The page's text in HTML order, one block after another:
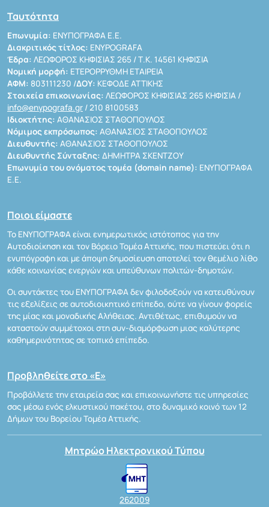
Ταυτότητα
Επωνυμία: ΕΝΥΠΟΓΡΑΦΑ Ε.Ε.
Διακριτικός τίτλος: ENYPOGRAFA
Έδρα: ΛΕΩΦΟΡΟΣ ΚΗΦΙΣΙΑΣ 265 / Τ.Κ. 14561 ΚΗΦΙΣΙΑ
Νομική μορφή: ΕΤΕΡΟΡΡΥΘΜΗ ΕΤΑΙΡΕΙΑ
ΑΦΜ: 803111230 /ΔΟΥ: ΚΕΦΟΔΕ ΑΤΤΙΚΗΣ
Στοιχεία επικοινωνίας: ΛΕΩΦΟΡΟΣ ΚΗΦΙΣΙΑΣ 265 ΚΗΦΙΣΙΑ /
info@enypografa.gr / 210 8100583
Ιδιοκτήτης: ΑΘΑΝΑΣΙΟΣ ΣΤΑΘΟΠΟΥΛΟΣ
Νόμιμος εκπρόσωπος: ΑΘΑΝΑΣΙΟΣ ΣΤΑΘΟΠΟΥΛΟΣ
Διευθυντής: ΑΘΑΝΑΣΙΟΣ ΣΤΑΘΟΠΟΥΛΟΣ
Διευθυντής Σύνταξης: ΔΗΜΗΤΡΑ ΣΚΕΝΤΖΟΥ
Επωνυμία του ονόματος τομέα (domain name): ΕΝΥΠΟΓΡΑΦΑ
Ε.Ε.
Ποιοι είμαστε
Το ΕΝΥΠΟΓΡΑΦΑ είναι ενημερωτικός ιστότοπος για την
Αυτοδιοίκηση και τον Βόρειο Τομέα Αττικής, που πιστεύει ότι η
ενυπόγραφη και με άποψη δημοσίευση αποτελεί τον θεμέλιο λίθο
κάθε κοινωνίας ενεργών και υπεύθυνων πολιτών-δημοτών.
Οι συντάκτες του ΕΝΥΠΟΓΡΑΦΑ δεν φιλοδοξούν να κατευθύνουν
τις εξελίξεις σε αυτοδιοικητικό επίπεδο, ούτε να γίνουν φορείς
της μίας και μοναδικής Αλήθειας. Αντιθέτως, επιθυμούν να
καταστούν συμμέτοχοι στη συν-διαμόρφωση μιας καλύτερης
καθημερινότητας σε τοπικό επίπεδο.
Προβληθείτε στο «Ε»
Προβάλλετε την εταιρεία σας και επικοινωνήστε τις υπηρεσίες
σας μέσω ενός ελκυστικού πακέτου, στο δυναμικό κοινό των 12
Δήμων του Βορείου Τομέα Αττικής.
Μητρώο Ηλεκτρονικού Τύπου
262009